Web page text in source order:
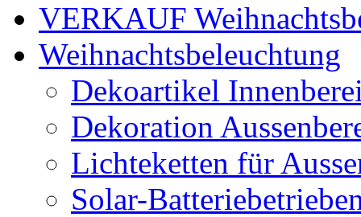
VERKAUF
Weihnachtsbeleuchtung
Dekoartikel
Dekoration
Lichteketten für
Solar-